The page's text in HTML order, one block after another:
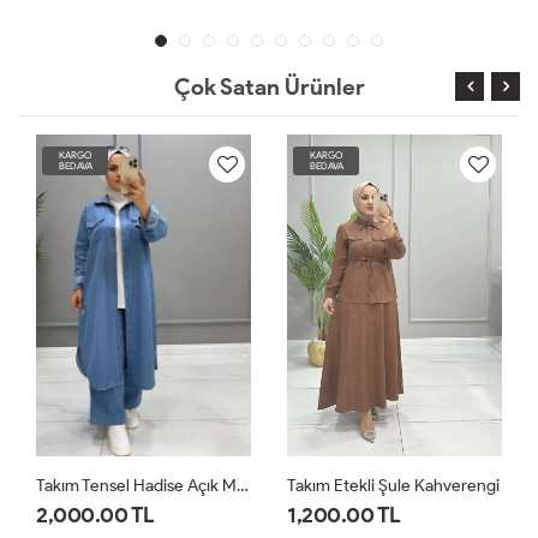
Çok Satan Ürünler
KARGO
BEDAVA
Takım Tensel Hadise Açık Mavi
2,000.00 TL
KARGO
BEDAVA
Takım Etekli Şule Kahverengi
1,200.00 TL